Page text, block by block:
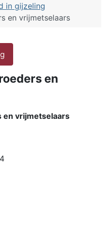
in gijzeling
en vrijmetselaars
en
en vrijmetselaars